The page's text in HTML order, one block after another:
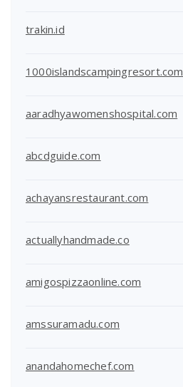
trakin.id
1000islandscampingresort.com
aaradhyawomenshospital.com
abcdguide.com
achayansrestaurant.com
actuallyhandmade.co
amigospizzaonline.com
amssuramadu.com
anandahomechef.com